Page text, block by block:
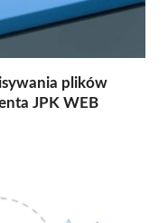
plików
JPK WEB